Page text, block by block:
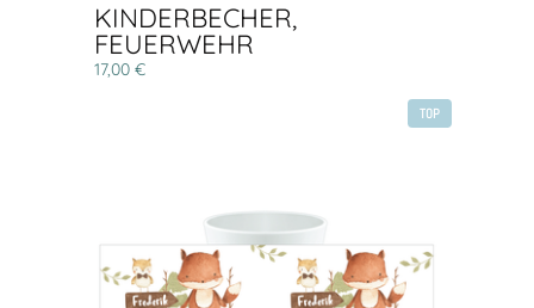
KINDERBECHER,
FEUERWEHR
17,00 €
TOP